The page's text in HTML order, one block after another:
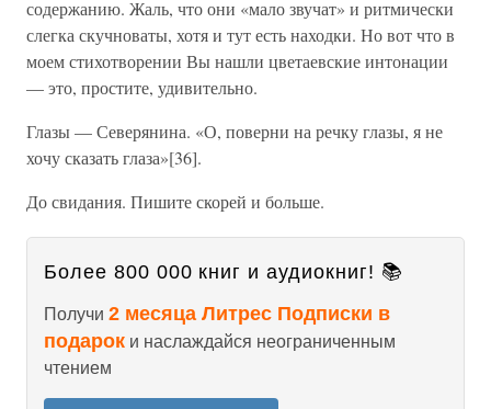
содержанию. Жаль, что они «мало звучат» и ритмически
слегка скучноваты, хотя и тут есть находки. Но вот что в
моем стихотворении Вы нашли цветаевские интонации
— это, простите, удивительно.
Глазы — Северянина. «О, поверни на речку глазы, я не
хочу сказать глаза»[36].
До свидания. Пишите скорей и больше.
Более 800 000 книг и аудиокниг! 📚
Получи 2 месяца Литрес Подписки в
подарок и наслаждайся неограниченным
чтением